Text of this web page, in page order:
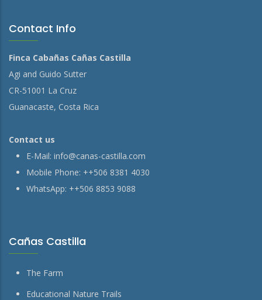
Contact Info
Finca Cabañas Cañas Castilla
Agi and Guido Sutter
CR-51001 La Cruz
Guanacaste, Costa Rica
Contact us
E-Mail: info@canas-castilla.com
Mobile Phone: ++506 8381 4030
WhatsApp: ++506 8853 9088
Cañas Castilla
The Farm
Educational Nature Trails